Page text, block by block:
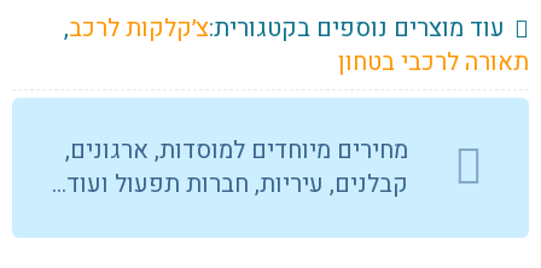
מגנטית
סולארית
בצבעים
עוד מוצרים נוספים בקטגורית:צ׳קלקות לרכב,
תאורה לרכבי בטחון
מחירים מיוחדים למוסדות, ארגונים,
קבלנים, עיריות, חברות תפעול ועוד…